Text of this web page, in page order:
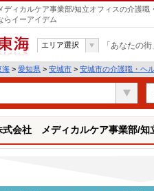
ィカルケア事業部/知立オフィスの介護職
らイーアイデム
海
エリア選択 「あなたの
海 > 愛知県 > 安城市 > 安城市の介護職・ヘ
式会社 メディカルケア事業部/知